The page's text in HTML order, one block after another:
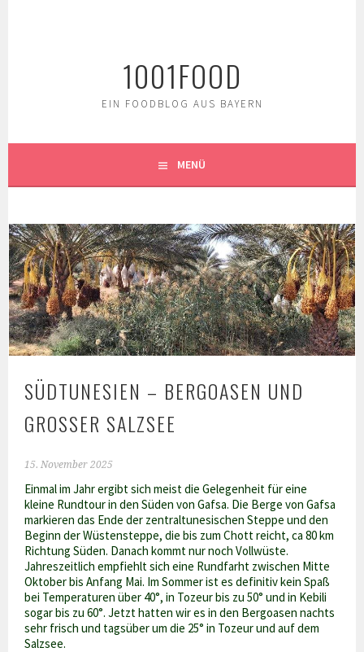
1001FOOD
EIN FOODBLOG AUS BAYERN
MENÜ
SÜDTUNESIEN – BERGOASEN UND
GROSSER SALZSEE
15. November 2025
Einmal im Jahr ergibt sich meist die Gelegenheit für eine
kleine Rundtour in den Süden von Gafsa. Die Berge von Gafsa
markieren das Ende der zentraltunesischen Steppe und den
Beginn der Wüstensteppe, die bis zum Chott reicht, ca 80 km
Richtung Süden. Danach kommt nur noch Vollwüste.
Jahreszeitlich empfiehlt sich eine Rundfarht zwischen Mitte
Oktober bis Anfang Mai. Im Sommer ist es definitiv kein Spaß
bei Temperaturen über 40°, in Tozeur bis zu 50° und in Kebili
sogar bis zu 60°. Jetzt hatten wir es in den Bergoasen nachts
sehr frisch und tagsüber um die 25° in Tozeur und auf dem
Salzsee.